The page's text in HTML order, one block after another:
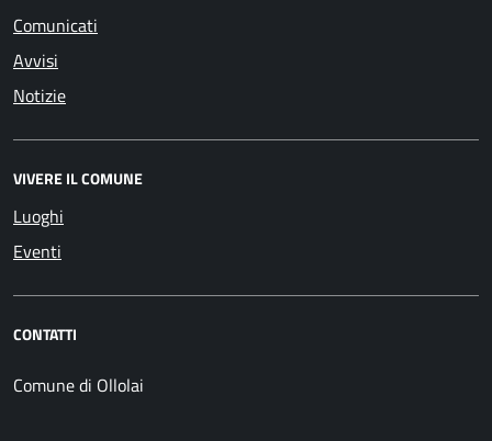
Comunicati
Avvisi
Notizie
VIVERE IL COMUNE
Luoghi
Eventi
CONTATTI
Comune di Ollolai